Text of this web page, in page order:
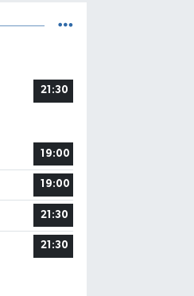
21:30
19:00
19:00
21:30
21:30